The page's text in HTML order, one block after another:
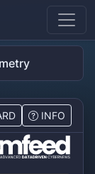
INFO